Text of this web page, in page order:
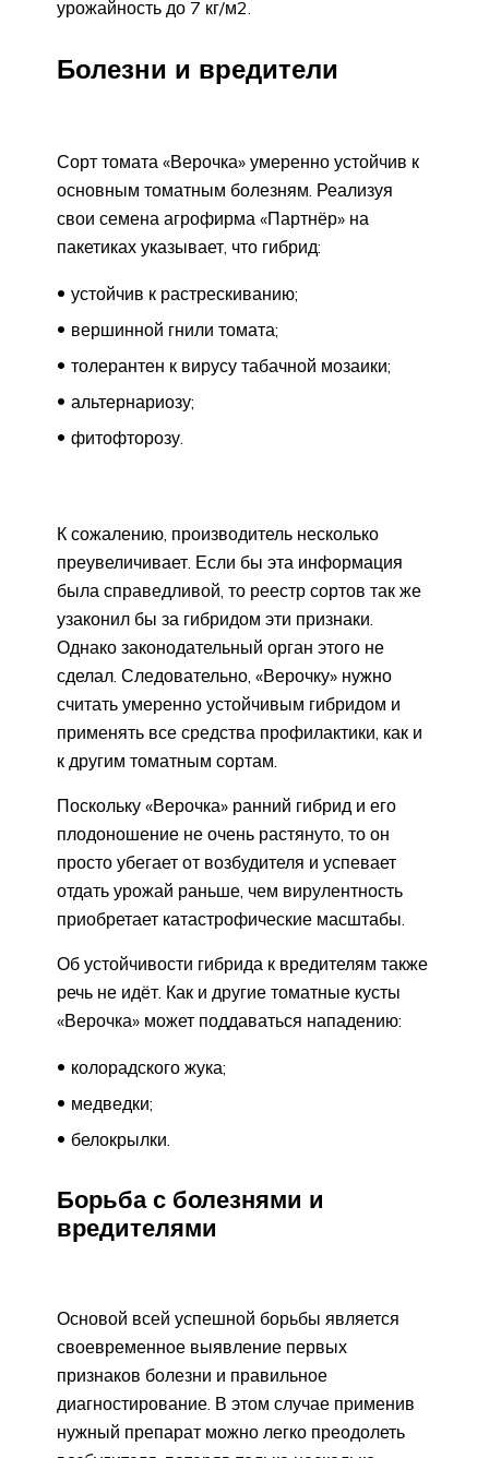
урожайность до 7 кг/м2.
Болезни и вредители
Сорт томата «Верочка» умеренно устойчив к
основным томатным болезням. Реализуя
свои семена агрофирма «Партнёр» на
пакетиках указывает, что гибрид:
устойчив к растрескиванию;
вершинной гнили томата;
толерантен к вирусу табачной мозаики;
альтернариозу;
фитофторозу.
К сожалению, производитель несколько
преувеличивает. Если бы эта информация
была справедливой, то реестр сортов так же
узаконил бы за гибридом эти признаки.
Однако законодательный орган этого не
сделал. Следовательно, «Верочку» нужно
считать умеренно устойчивым гибридом и
применять все средства профилактики, как и
к другим томатным сортам.
Поскольку «Верочка» ранний гибрид и его
плодоношение не очень растянуто, то он
просто убегает от возбудителя и успевает
отдать урожай раньше, чем вирулентность
приобретает катастрофические масштабы.
Об устойчивости гибрида к вредителям также
речь не идёт. Как и другие томатные кусты
«Верочка» может поддаваться нападению:
колорадского жука;
медведки;
белокрылки.
Борьба с болезнями и
вредителями
Основой всей успешной борьбы является
своевременное выявление первых
признаков болезни и правильное
диагностирование. В этом случае применив
нужный препарат можно легко преодолеть